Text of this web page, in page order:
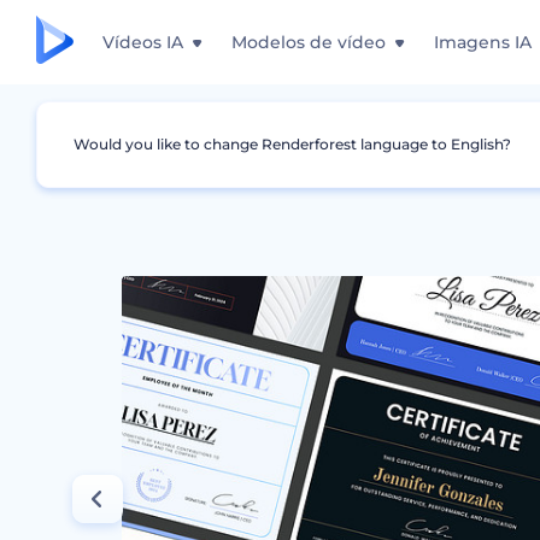
Vídeos IA Modelos de vídeo Imagens IA
Design Gráfico Certificados Certificados
Would you like to change Renderforest language to English?